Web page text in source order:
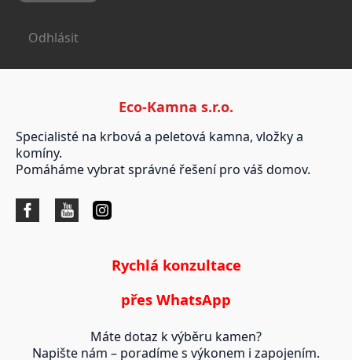
Odhlásit
Eco-Kamna s.r.o.
Specialisté na krbová a peletová kamna, vložky a
komíny.
Pomáháme vybrat správné řešení pro váš domov.
Rychlá konzultace
přes WhatsApp
Máte dotaz k výběru kamen?
Napište nám – poradíme s výkonem i zapojením.